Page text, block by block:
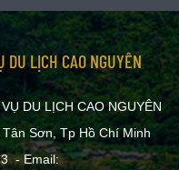
DU LỊCH CAO NGUYÊN
DU LỊCH CAO NGUYÊN
Sơn, Tp Hồ Chí Minh
- Email: